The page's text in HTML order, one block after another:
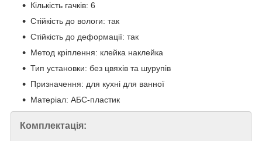
Кількість гачків: 6
Стійкість до вологи: так
Стійкість до деформації: так
Метод кріплення: клейка наклейка
Тип установки: без цвяхів та шурупів
Призначення: для кухні для ванної
Матеріал: АБС-пластик
Комплектація: